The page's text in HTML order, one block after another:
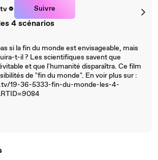
Suivre
4 scénarios
si la fin du monde est envisageable, mais
t-il ? Les scientifiques savent que
et que l'humanité disparaîtra. Ce film
de "fin du monde". En voir plus sur :
19-36-5333-fin-du-monde-les-4-